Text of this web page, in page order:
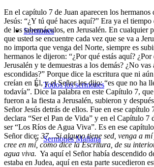
Sermones
Todos los sermones
Sermones Mañana
En el capítulo 7 de Juan aparecen los hermanos
Jesús: “¿Y tú qué haces aquí?” Era ya el
de los tabernáculos, en Jerusalén. En cualquier
que usted se encuentre cada vez que se va a
no importa que venga del Norte, siempre es
hermanos le dijeron: “¿Por qué estás aquí? ¿Por
Jerusalén y te demuestras a los demás? ¿No vas
escondidas?” Porque dice la escritura que ni
creían en Él, y el Señor les dijo: “es que no ha
todavía”. Dice la palabra en este Capítulo 7,
fueron a la fiesta a Jerusalén, subieron y
Señor Jesús detrás de ellos. Fue en ese capítulo
declara “Ser el Pan de Vida” y en el Capítulo 7
ser “Los Ríos de Agua Viva”. Es en ese
Señor dice: 37…Si alguno tiene sed, venga a mí
cree en mí, como dice la Escritura, de su
agua viva. Ya aquí el Señor había descendido
estaba en Judea, aquí en esta parte sucedieron